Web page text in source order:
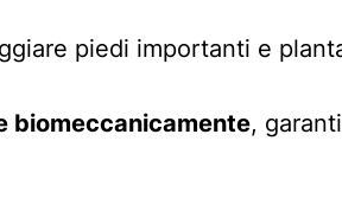
piedi importanti e
biomeccanicamente,